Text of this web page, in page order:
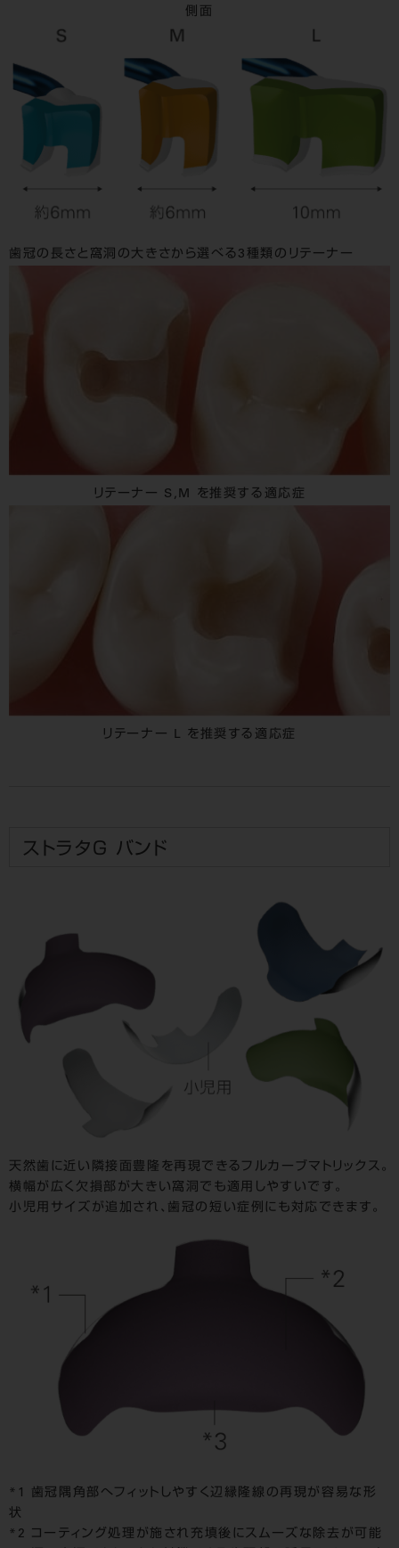
側面
歯冠の長さと窩洞の大きさから選べる3種類のリテーナー
リテーナー S,M を推奨する適応症
リテーナー L を推奨する適応症
ストラタＧ バンド
天然歯に近い隣接面豊隆を再現できるフルカーブマトリックス。
横幅が広く欠損部が大きい窩洞でも適用しやすいです。
小児用サイズが追加され、歯冠の短い症例にも対応できます。
*1 歯冠隅角部へフィットしやすく辺縁隆線の再現が容易な形
状
*2 コーティング処理が施され充填後にスムーズな除去が可能